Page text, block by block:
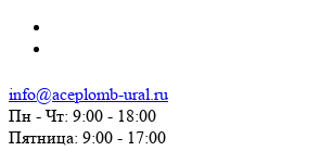
info@aceplomb-ural.ru
Пн - Чт: 9:00 - 18:00
Пятница: 9:00 - 17:00